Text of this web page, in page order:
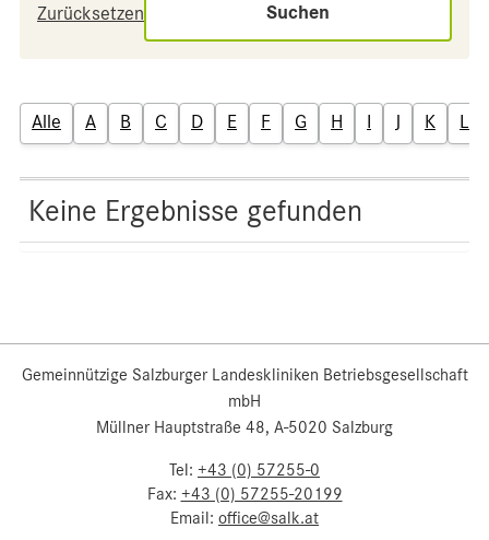
Zurücksetzen Suchen
Alle A B C D E F G H I J K L
Keine Ergebnisse gefunden
Gemeinnützige Salzburger Landeskliniken Betriebsgesellschaft
mbH
Müllner Hauptstraße 48, A-5020 Salzburg
Tel: +43 (0) 57255-0
Fax: +43 (0) 57255-20199
Email: office@salk.at